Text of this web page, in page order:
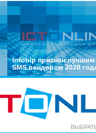
Infobip признан лучшим
SMS вендором 2020